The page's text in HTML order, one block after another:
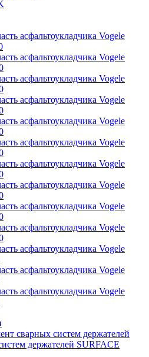
асфальтоукладчика Vogele
асфальтоукладчика Vogele
асфальтоукладчика Vogele
асфальтоукладчика Vogele
асфальтоукладчика Vogele
асфальтоукладчика Vogele
асфальтоукладчика Vogele
асфальтоукладчика Vogele
асфальтоукладчика Vogele
асфальтоукладчика Vogele
асфальтоукладчика Vogele
асфальтоукладчика Vogele
асфальтоукладчика Vogele
сварных систем держателей
держателей SURFACE